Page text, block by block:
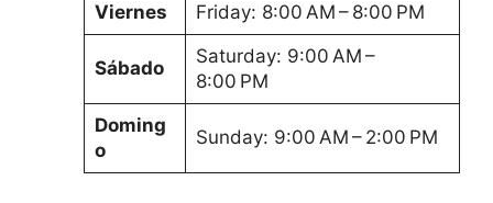
Viernes
Friday: 8:00 AM – 8:00 PM
Sábado
Saturday: 9:00 AM –
8:00 PM
Doming
o
Sunday: 9:00 AM – 2:00 PM